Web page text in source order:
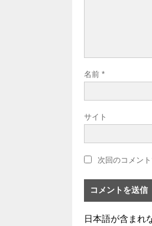
名前 *
サイト
次回のコメン
日本語が含まれ